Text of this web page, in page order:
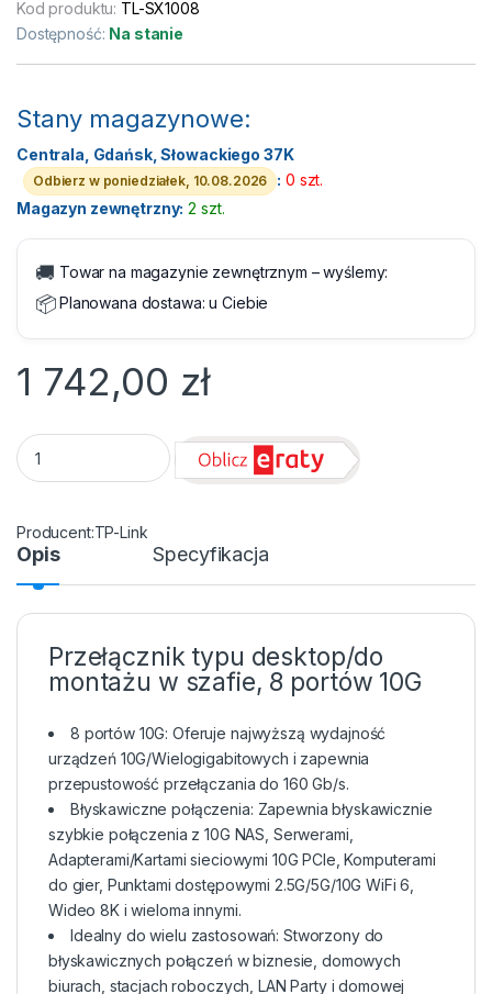
Kod produktu: TL-SX1008
Dostępność: Na stanie
Stany magazynowe:
Centrala, Gdańsk, Słowackiego 37K
Odbierz w poniedziałek, 10.08.2026 : 0 szt.
Magazyn zewnętrzny: 2 szt.
🚚 Towar na magazynie zewnętrznym – wyślemy:
📦Planowana dostawa:u Ciebie
1 742,00 zł
Switch TP-Link TL-SX1008 8x10G quantity
TP-Link
Opis Specyfikacja
Przełącznik typu desktop/do
montażu w szafie, 8 portów 10G
8 portów 10G: Oferuje najwyższą wydajność
urządzeń 10G/Wielogigabitowych i zapewnia
przepustowość przełączania do 160 Gb/s.
Błyskawiczne połączenia: Zapewnia błyskawicznie
szybkie połączenia z 10G NAS, Serwerami,
Adapterami/Kartami sieciowymi 10G PCIe, Komputerami
do gier, Punktami dostępowymi 2.5G/5G/10G WiFi 6,
Wideo 8K i wieloma innymi.
Idealny do wielu zastosowań: Stworzony do
błyskawicznych połączeń w biznesie, domowych
biurach, stacjach roboczych, LAN Party i domowej